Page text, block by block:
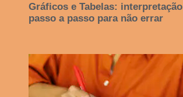
Gráficos e Tabelas: interpretação
passo a passo para não errar